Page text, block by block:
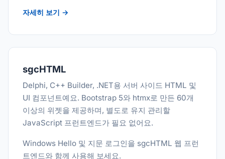
자세히 보기 →
sgcHTML
Delphi, C++ Builder, .NET용 서버 사이드 HTML 및
UI 컴포넌트예요. Bootstrap 5와 htmx로 만든 60개
이상의 위젯을 제공하며, 별도로 유지 관리할
JavaScript 프런트엔드가 필요 없어요.
Windows Hello 및 지문 로그인을 sgcHTML 웹 프런
트엔드와 함께 사용해 보세요.